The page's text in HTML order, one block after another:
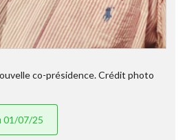
co-présidence. Crédit photo
01/07/25